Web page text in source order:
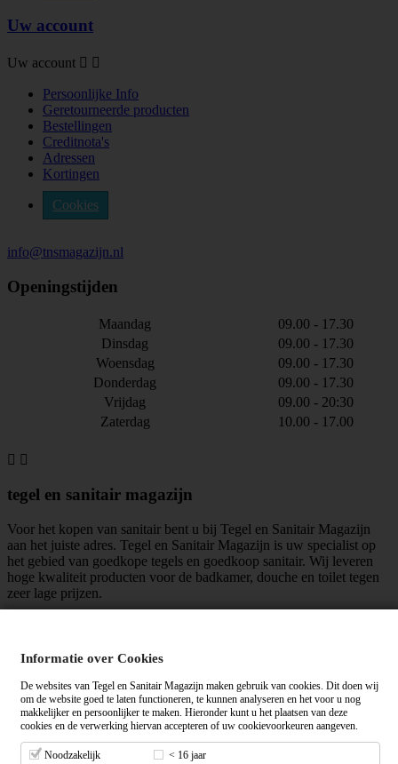
Uw account
Uw account  
Persoonlijke Info
Geretourneerde producten
Bestellingen
Creditnota's
Adressen
Kortingen
Cookies
info@tnsmagazijn.nl
Openingstijden
Maandag
09.00 - 17.30
Dinsdag
09.00 - 17.30
Woensdag
09.00 - 17.30
Donderdag
09.00 - 17.30
Vrijdag
09.00 - 20:30
Zaterdag
10.00 - 17.00
 
tegel en sanitair magazijn
Voor het kopen van sanitair bent u bij Tegel en Sanitair Magazijn
aan het juiste adres. Tegel en Sanitair Magazijn is uw specialist op
het gebied van goedkope tegels en goedkoop sanitair. Wij leveren
hoge kwaliteit producten voor de badkamer, douche en toilet tegen
zeer lage prijzen.
Tegelensanitairmagazijn.nl wordt gemiddeld beoordeeld met een
basis van+ beoordelingen.
Informatie over Cookies
De websites van Tegel en Sanitair Magazijn maken gebruik van cookies. Dit doen wij
om de website goed te laten functioneren, te kunnen analyseren en het voor u nog
makkelijker en persoonlijker te maken. Hieronder kunt u het plaatsen van deze
cookies en de verwerking hiervan accepteren of uw cookievoorkeuren aangeven.
Noodzakelijk < 16 jaar